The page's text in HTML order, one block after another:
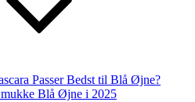
Passer Bedst til Blå Øjne?
Blå Øjne i 2025